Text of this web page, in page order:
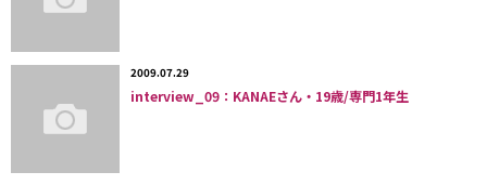
2009.07.29
interview_09：KANAEさん・19歳/専門1年生